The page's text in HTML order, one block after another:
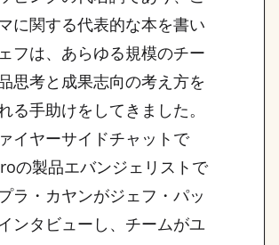
に関する代表的な本を書い
フは、あらゆる規模のチー
思考と成果志向の考え方を
る手助けをしてきました。
イヤーサイドチャットで
の製品エバンジェリストで
ラ・カヤンがジェフ・パッ
ンタビューし、チームがユ